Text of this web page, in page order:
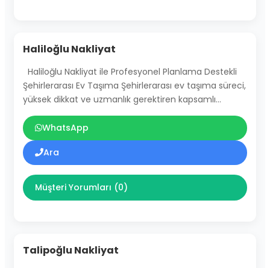
Haliloğlu Nakliyat
Haliloğlu Nakliyat ile Profesyonel Planlama Destekli
Şehirlerarası Ev Taşıma Şehirlerarası ev taşıma süreci,
yüksek dikkat ve uzmanlık gerektiren kapsamlı…
WhatsApp
Ara
Müşteri Yorumları (0)
Talipoğlu Nakliyat